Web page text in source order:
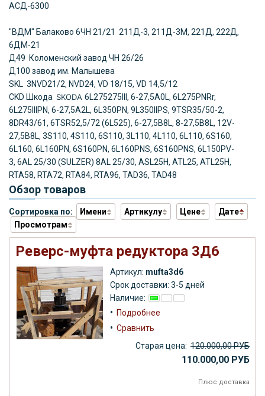
АСД-6300
"ВДМ" Балаково 6ЧН 21/21 211Д-3, 211Д-3М, 221Д, 222Д,
6ДМ-21
Д49 Коломенский завод ЧН 26/26
Д100 завод им. Малышева
SKL 3NVD21/2, NVD24, VD 18/15, VD 14,5/12
CKD Шкода SKODA 6L275275III, 6-27,5A0L, 6L275PNRr,
6L275IIIPN, 6-27,5A2L, 6L350PN, 9L350IIPS, 9TSR35/50-2,
8DR43/61, 6TSR52,5/72 (6L525), 6-27,5B8L, 8-27,5B8L, 12V-
27,5B8L, 3S110, 4S110, 6S110, 3L110, 4L110, 6L110, 6S160,
6L160, 6L160PN, 6S160PN, 6L160PNS, 6S160PNS, 6L150PV-
3, 6AL 25/30 (SULZER) 8AL 25/30, ASL25H, ATL25, ATL25H,
RTA58, RTA72, RTA84, RTA96, TAD36, TAD48
Обзор товаров
Сортировка по: Имени Артикулу Цене
Дате
Просмотрам
Реверс-муфта редуктора 3Д6
Артикул: mufta3d6
Срок доставки: 3-5 дней
Наличие:
• Подробнее
• Сравнить
Старая цена: 120.000,00 РУБ
110.000,00 РУБ
Плюс доставка